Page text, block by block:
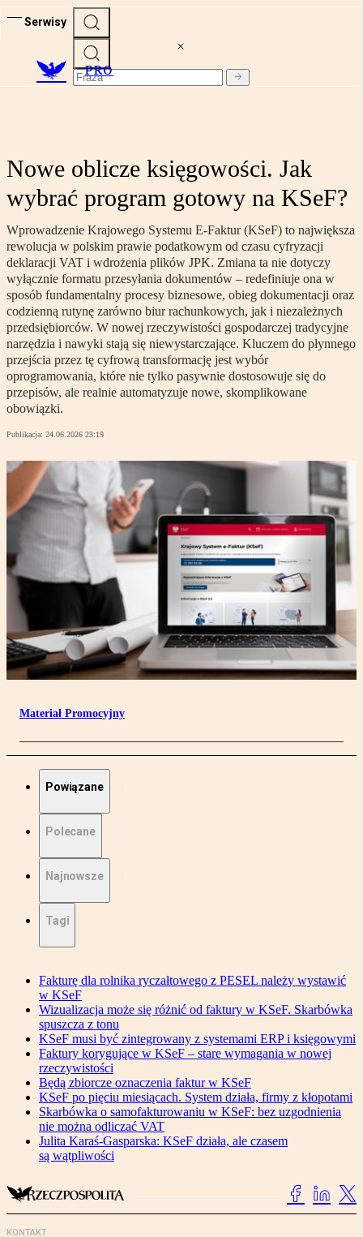
Serwisy
PRO
Nowe oblicze księgowości. Jak
wybrać program gotowy na KSeF?
Wprowadzenie Krajowego Systemu E-Faktur (KSeF) to największa
rewolucja w polskim prawie podatkowym od czasu cyfryzacji
deklaracji VAT i wdrożenia plików JPK. Zmiana ta nie dotyczy
wyłącznie formatu przesyłania dokumentów – redefiniuje ona w
sposób fundamentalny procesy biznesowe, obieg dokumentacji oraz
codzienną rutynę zarówno biur rachunkowych, jak i niezależnych
przedsiębiorców. W nowej rzeczywistości gospodarczej tradycyjne
narzędzia i nawyki stają się niewystarczające. Kluczem do płynnego
przejścia przez tę cyfrową transformację jest wybór
oprogramowania, które nie tylko pasywnie dostosowuje się do
przepisów, ale realnie automatyzuje nowe, skomplikowane
obowiązki.
Publikacja: 24.06.2026 23:19
Materiał Promocyjny
Powiązane
Polecane
Najnowsze
Tagi
Fakturę dla rolnika ryczałtowego z PESEL należy wystawić
w KSeF
Wizualizacja może się różnić od faktury w KSeF. Skarbówka
spuszcza z tonu
KSeF musi być zintegrowany z systemami ERP i księgowymi
Faktury korygujące w KSeF – stare wymagania w nowej
rzeczywistości
Będą zbiorcze oznaczenia faktur w KSeF
KSeF po pięciu miesiącach. System działa, firmy z kłopotami
Skarbówka o samofakturowaniu w KSeF: bez uzgodnienia
nie można odliczać VAT
Julita Karaś-Gasparska: KSeF działa, ale czasem
są wątpliwości
KONTAKT